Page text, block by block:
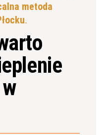
metoda
.